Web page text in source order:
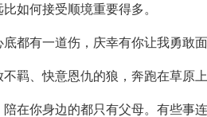
如何接受顺境重要得多。
都有一道伤，庆幸有你让我勇敢面
羁、快意恩仇的狼，奔跑在草原
在你身边的都只有父母。有些事